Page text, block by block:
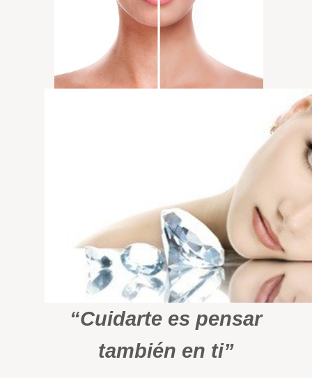
“Cuidarte es pensar
también en ti”